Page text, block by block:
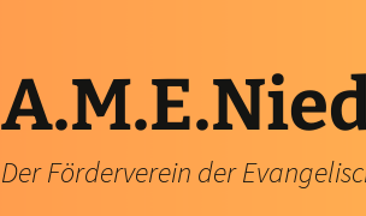
Der Förderverein der